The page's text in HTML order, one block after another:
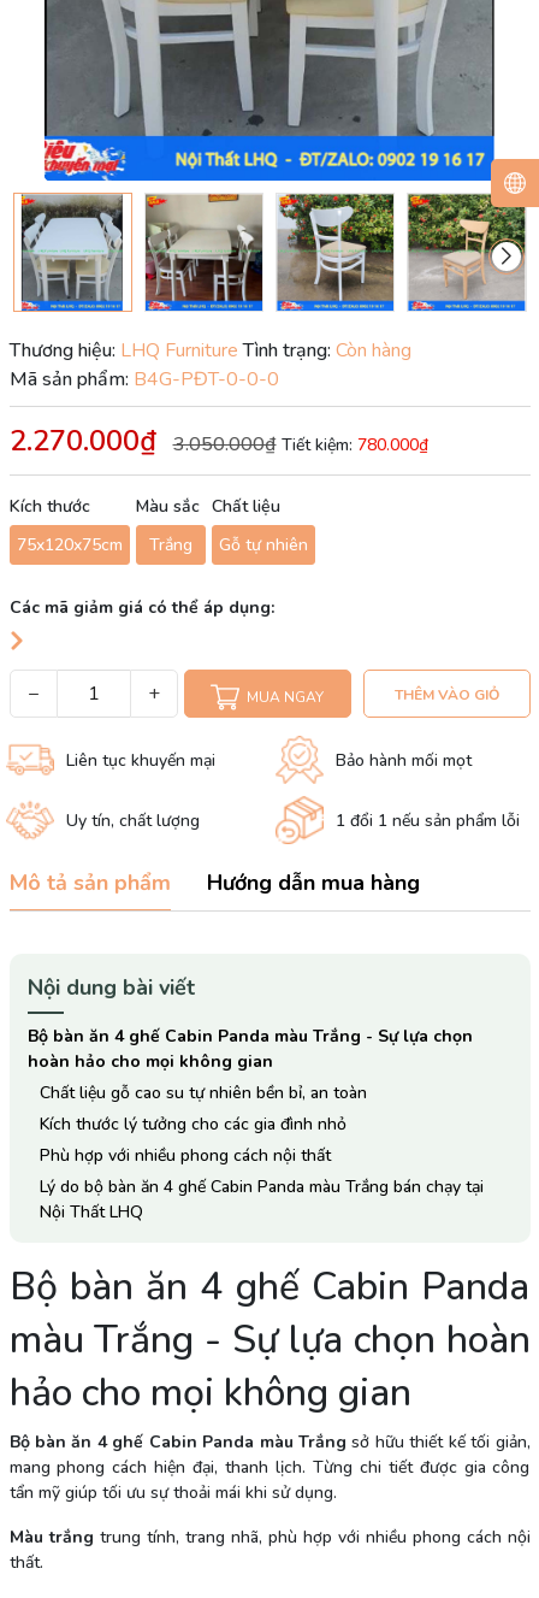
Thương hiệu: LHQ FurnitureTình trạng: Còn hàng
Mã sản phẩm: B4G-PĐT-0-0-0
2.270.000₫ 3.050.000₫ Tiết kiệm: 780.000₫
Kích thước
75x120x75cm
Màu sắc
Trắng
Chất liệu
Gỗ tự nhiên
Các mã giảm giá có thể áp dụng:
− + MUA NGAY THÊM VÀO GIỎ
Liên tục khuyến mại Bảo hành mối mọt
Uy tín, chất lượng 1 đổi 1 nếu sản phẩm lỗi
Mô tả sản phẩm Hướng dẫn mua hàng
Nội dung bài viết
Bộ bàn ăn 4 ghế Cabin Panda màu Trắng - Sự lựa chọn
hoàn hảo cho mọi không gian
Chất liệu gỗ cao su tự nhiên bền bỉ, an toàn
Kích thước lý tưởng cho các gia đình nhỏ
Phù hợp với nhiều phong cách nội thất
Lý do bộ bàn ăn 4 ghế Cabin Panda màu Trắng bán chạy tại
Nội Thất LHQ
Bộ bàn ăn 4 ghế Cabin Panda
màu Trắng - Sự lựa chọn hoàn
hảo cho mọi không gian
Bộ bàn ăn 4 ghế Cabin Panda màu Trắng sở hữu thiết kế tối giản,
mang phong cách hiện đại, thanh lịch. Từng chi tiết được gia công
tẩn mỹ giúp tối ưu sự thoải mái khi sử dụng.
Màu trắng trung tính, trang nhã, phù hợp với nhiều phong cách nội
thất.